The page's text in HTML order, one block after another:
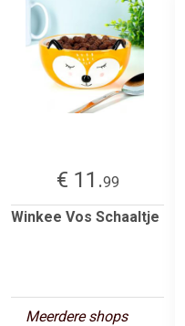
€ 11.99
Winkee Vos Schaaltje
Meerdere shops